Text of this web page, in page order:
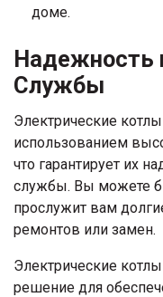
доме.
Надежность
Службы
Электрические
использованием
что гарантирует их
службы. Вы можете
прослужит вам
ремонтов или замен.
Электрические
решение для